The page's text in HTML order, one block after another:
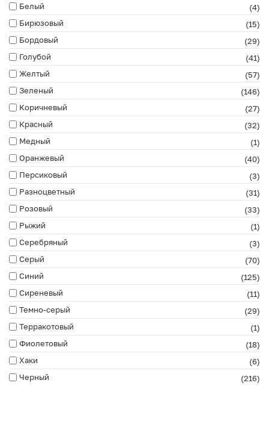
Белый
(4)
Бирюзовый
(15)
Бордовый
(29)
Голубой
(41)
Желтый
(57)
Зеленый
(146)
Коричневый
(27)
Красный
(32)
Медный
(1)
Оранжевый
(40)
Персиковый
(3)
Разноцветный
(31)
Розовый
(33)
Рыжий
(1)
Серебряный
(3)
Серый
(70)
Синий
(125)
Сиреневый
(11)
Темно-серый
(29)
Терракотовый
(1)
Фиолетовый
(18)
Хаки
(6)
Черный
(216)